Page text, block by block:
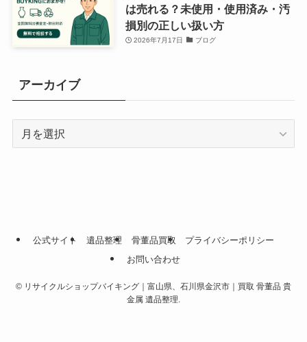
は売れる？未使用・使用済み・汚
損別の正しい扱い方
2026年7月17日 ブログ
アーカイブ
公式サイト 遺品整理 骨董品買取
プライバシーポリシー
お問い合わせ
© リサイクルショップバイキング｜富山県、石川県金沢市｜買取 骨董品 貴
金属 遺品整理.